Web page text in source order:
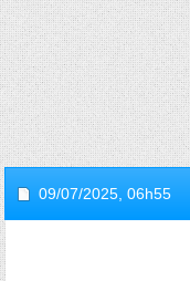
09/07/2025, 06h55